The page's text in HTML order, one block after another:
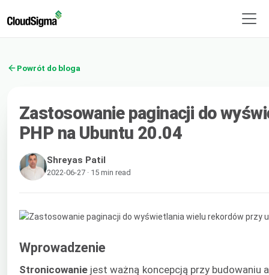
Powrót do bloga
Zastosowanie paginacji do
PHP na Ubuntu 20.04
Shreyas Patil
2022-06-27 · 15 min read
Wprowadzenie
Stronicowanie jest ważną koncepcją przy budowaniu